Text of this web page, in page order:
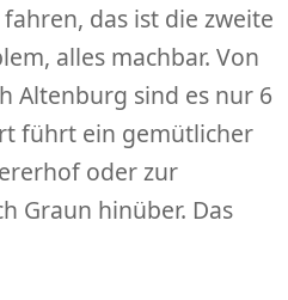
das ist die zweite
alles machbar. Von
Altenburg sind es nur 6
führt ein gemütlicher
oder zur
Graun hinüber. Das